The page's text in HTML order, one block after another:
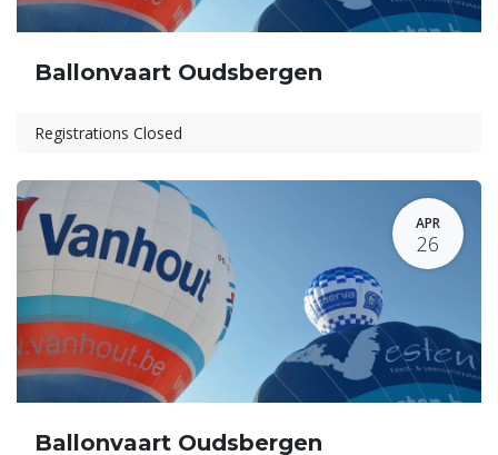
Ballonvaart Oudsbergen
Registrations Closed
APR
26
Ballonvaart Oudsbergen